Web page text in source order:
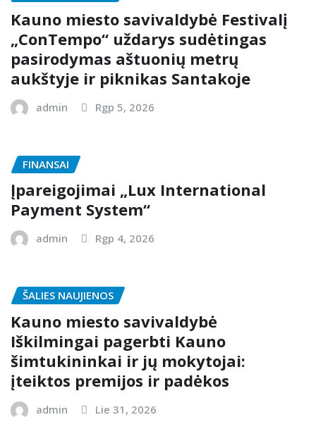
Kauno miesto savivaldybė Festivalį
„ConTempo“ uždarys sudėtingas
pasirodymas aštuonių metrų
aukštyje ir piknikas Santakoje
admin Rgp 5, 2026
FINANSAI
Įpareigojimai „Lux International
Payment System“
admin Rgp 4, 2026
ŠALIES NAUJIENOS
Kauno miesto savivaldybė
Iškilmingai pagerbti Kauno
šimtukininkai ir jų mokytojai:
įteiktos premijos ir padėkos
admin Lie 31, 2026